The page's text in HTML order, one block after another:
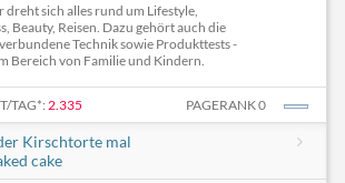
dreht sich alles rund um Lifestyle,
Beauty, Reisen. Dazu gehört auch die
Technik sowie Produkttests -
Bereich von Familie und Kindern.
TAG*: 2.335 PAGERANK 0
Kirschtorte mal
cake